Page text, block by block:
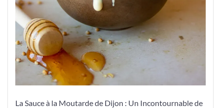
La Sauce à la Moutarde de Dijon : Un Incontournable de